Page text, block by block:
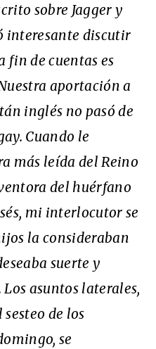
sobre Jagger y
interesante discutir
fin de cuentas es
aportación a
inglés no pasó de
Cuando le
más leída del Reino
del huérfano
mi interlocutor se
la consideraban
suerte y
asuntos laterales,
de los
se